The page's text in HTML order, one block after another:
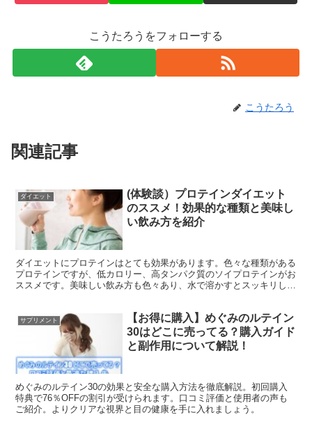
こうたろうをフォローする
こうたろう
関連記事
ダイエット
(体験談）プロテインダイエット
のススメ！効果的な種類と美味し
い飲み方を紹介
ダイエットにプロテインはとても効果があります。色々な種類がある
プロテインですが、低カロリー、高タンパク質のソイプロテインがお
ススメです。美味しい飲み方も色々あり、水で溶かすとスッキリした
ができます。
サプリメント
【お得に購入】めぐみのルテイン
30はどこに売ってる？購入ガイド
と副作用について解説！
めぐみのルテイン30の効果と安全な購入方法を徹底解説。初回購入
特典で76％OFFの割引が受けられます。口コミ評価と使用者の声も
ご紹介。よりクリアな視界と目の健康を手に入れましょう。